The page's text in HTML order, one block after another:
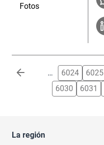
Fotos
Paginación … 6024 6025
6030
6031
La región